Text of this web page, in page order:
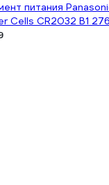
питания
Cells CR2032 B1